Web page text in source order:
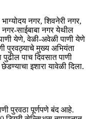
नगर, शिवनेरी नगर,
नगर-साईबाबा नगर येथील
येणे, वेळी-अवेळी पाणी येणे
पुरवठ्याचे मुख्य अभियंता
पुढील पाच दिवसात पाणी
इशारा यावेळी दिला.
पुरवठा पूर्णपणे बंद आहे.